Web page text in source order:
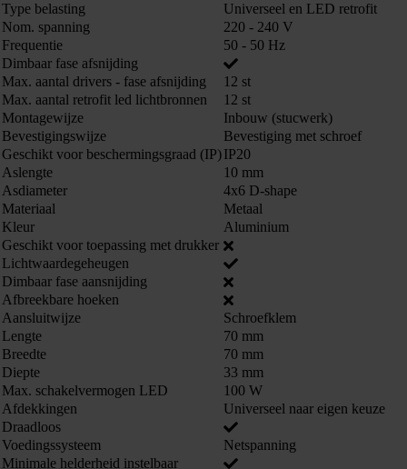
Type belasting
Universeel en LED retrofit
Nom. spanning
220 - 240 V
Frequentie
50 - 50 Hz
Dimbaar fase afsnijding
Max. aantal drivers - fase afsnijding
12 st
Max. aantal retrofit led lichtbronnen
12 st
Montagewijze
Inbouw (stucwerk)
Bevestigingswijze
Bevestiging met schroef
Geschikt voor beschermingsgraad (IP)IP20
Aslengte
10 mm
Asdiameter
4x6 D-shape
Materiaal
Metaal
Kleur
Aluminium
Geschikt voor toepassing met drukker
Lichtwaardegeheugen
Dimbaar fase aansnijding
Afbreekbare hoeken
Aansluitwijze
Schroefklem
Lengte
70 mm
Breedte
70 mm
Diepte
33 mm
Max. schakelvermogen LED
100 W
Afdekkingen
Universeel naar eigen keuze
Draadloos
Voedingssysteem
Netspanning
Minimale helderheid instelbaar
891195